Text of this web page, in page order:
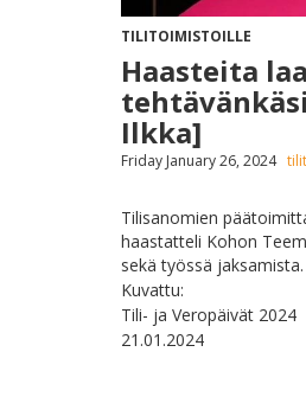
TILITOIMISTOILLE
Haasteita
Ilkka]
Friday January 26, 2024
Tilisanomien
haastatteli Kohon
sekä työssä jaksamista.
Kuvattu:
Tili- ja Veropäivät 2024
21.01.2024